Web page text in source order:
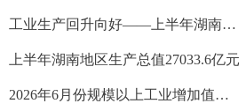
工业生产回升向好——上半年湖南规模工业数据解读
上半年湖南地区生产总值27033.6亿元
2026年6月份规模以上工业增加值增长5.3%